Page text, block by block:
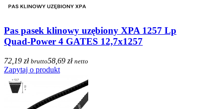
Pas pasek klinowy uzębiony XPA 1257 Lp
Quad-Power 4 GATES 12,7x1257
72,19 zł brutto58,69 zł netto
Zapytaj o produkt